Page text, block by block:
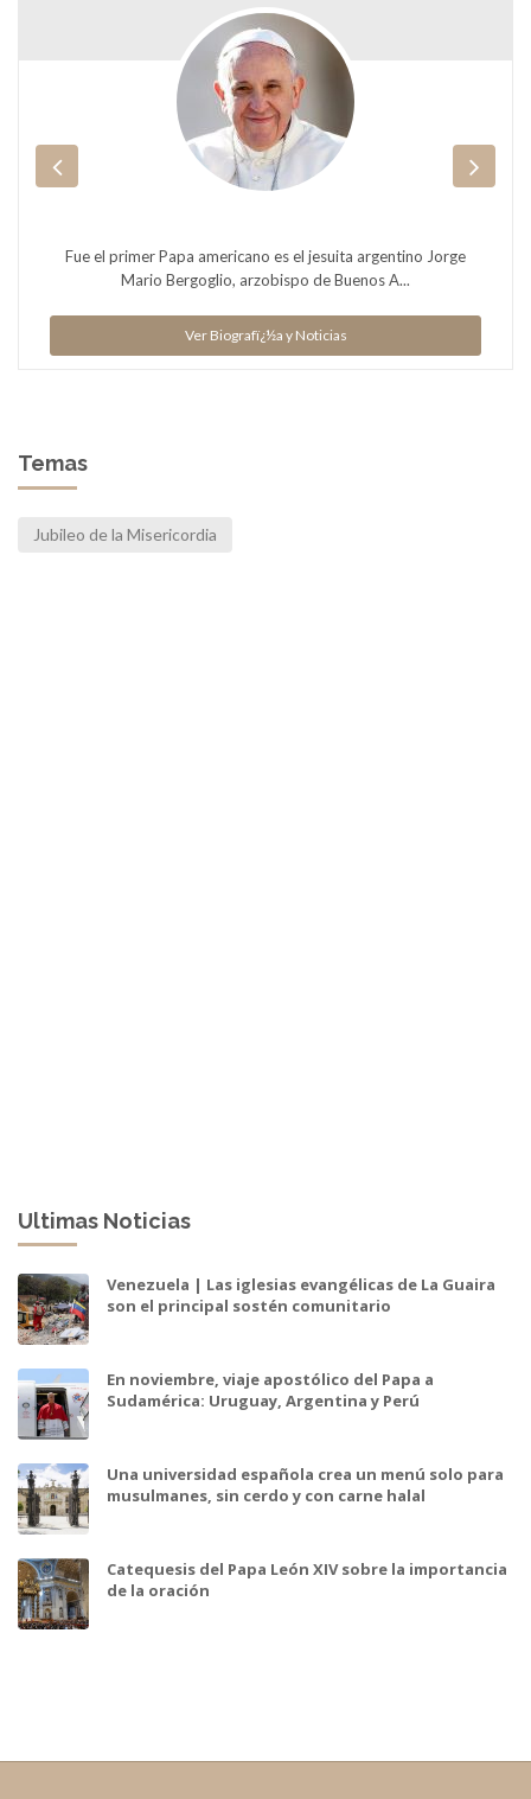
Fue el primer Papa americano es el jesuita argentino Jorge
Mario Bergoglio, arzobispo de Buenos A...
Ver Biografï¿½a y Noticias
Temas
Jubileo de la Misericordia
Ultimas Noticias
Venezuela | Las iglesias evangélicas de La Guaira
son el principal sostén comunitario
En noviembre, viaje apostólico del Papa a
Sudamérica: Uruguay, Argentina y Perú
Una universidad española crea un menú solo para
musulmanes, sin cerdo y con carne halal
Catequesis del Papa León XIV sobre la importancia
de la oración